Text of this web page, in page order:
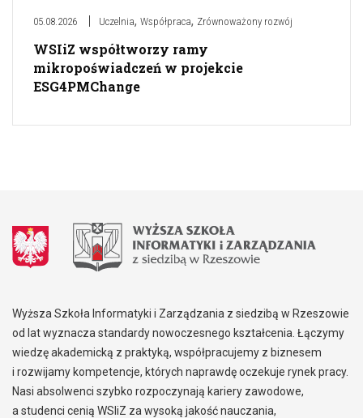
05.08.2026 Uczelnia, Współpraca, Zrównoważony rozwój
WSIiZ współtworzy ramy
mikropoświadczeń w projekcie
ESG4PMChange
Wyższa Szkoła Informatyki i Zarządzania z siedzibą w Rzeszowie
od lat wyznacza standardy nowoczesnego kształcenia. Łączymy
wiedzę akademicką z praktyką, współpracujemy z biznesem
i rozwijamy kompetencje, których naprawdę oczekuje rynek pracy.
Nasi absolwenci szybko rozpoczynają kariery zawodowe,
a studenci cenią WSIiZ za wysoką jakość nauczania,